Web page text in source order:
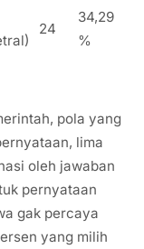
24
34,29
%
pola yang
lima
oleh jawaban
pernyataan
gak percaya
yang milih